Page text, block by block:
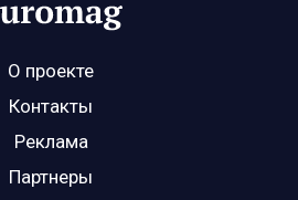
О проекте
Контакты
Реклама
Партнеры